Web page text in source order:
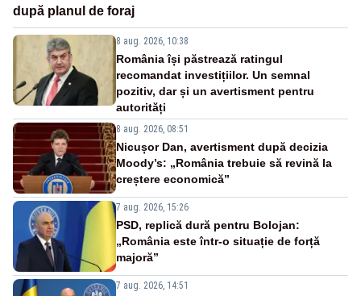
după planul de foraj
8 aug. 2026, 10:38
România își păstrează ratingul
recomandat investițiilor. Un semnal
pozitiv, dar și un avertisment pentru
autorități
8 aug. 2026, 08:51
Nicușor Dan, avertisment după decizia
Moody’s: „România trebuie să revină la
creștere economică”
7 aug. 2026, 15:26
PSD, replică dură pentru Bolojan:
„România este într-o situație de forță
majoră”
7 aug. 2026, 14:51